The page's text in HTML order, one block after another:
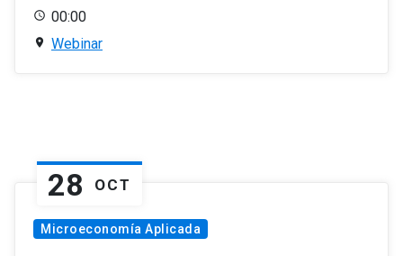
00:00
Webinar
28 OCT
Microeconomía Aplicada